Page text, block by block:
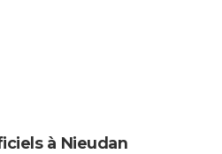
à Nieudan